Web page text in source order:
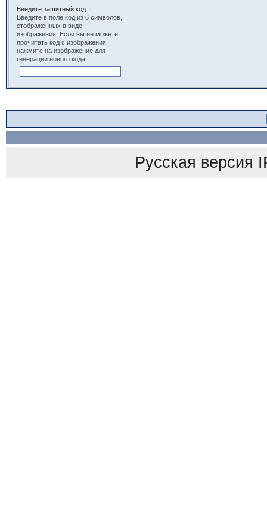
Введите защитный код
Введите в поле код из 6 символов,
отображенных в виде
изображения. Если вы не можете
прочитать код с изображения,
нажмите на изображение для
генерации нового кода.
Русская версия